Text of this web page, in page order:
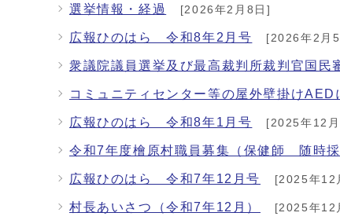
選挙情報・経過 [2026年2月8日]
広報ひのはら 令和8年2月号 [2026年2月
衆議院議員選挙及び最高裁判所裁判官国
コミュニティセンター等の屋外壁掛けAED
広報ひのはら 令和8年1月号 [2025年12
令和7年度檜原村職員募集（保健師 随時採
広報ひのはら 令和7年12月号 [2025年12
村長あいさつ（令和7年12月） [2025年12